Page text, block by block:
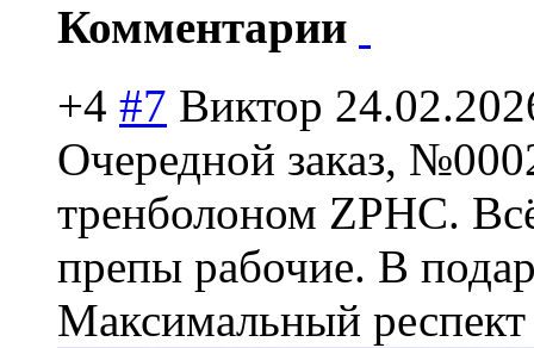
Комментарии
+4 #7 Виктор
Очередной заказ,
тренболоном ZPHC.
препы рабочие. В
Максимальный респект